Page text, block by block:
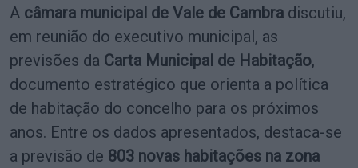
A câmara municipal de Vale de Cambra discutiu,
em reunião do executivo municipal, as
previsões da Carta Municipal de Habitação,
documento estratégico que orienta a política
de habitação do concelho para os próximos
anos. Entre os dados apresentados, destaca-se
a previsão de 803 novas habitações na zona